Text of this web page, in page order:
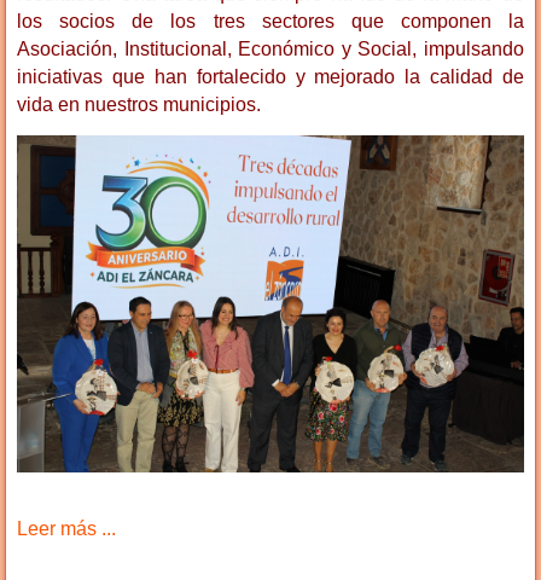
los socios de los tres sectores que componen la
Asociación, Institucional, Económico y Social, impulsando
iniciativas que han fortalecido y mejorado la calidad de
vida en nuestros municipios.
Leer más ...